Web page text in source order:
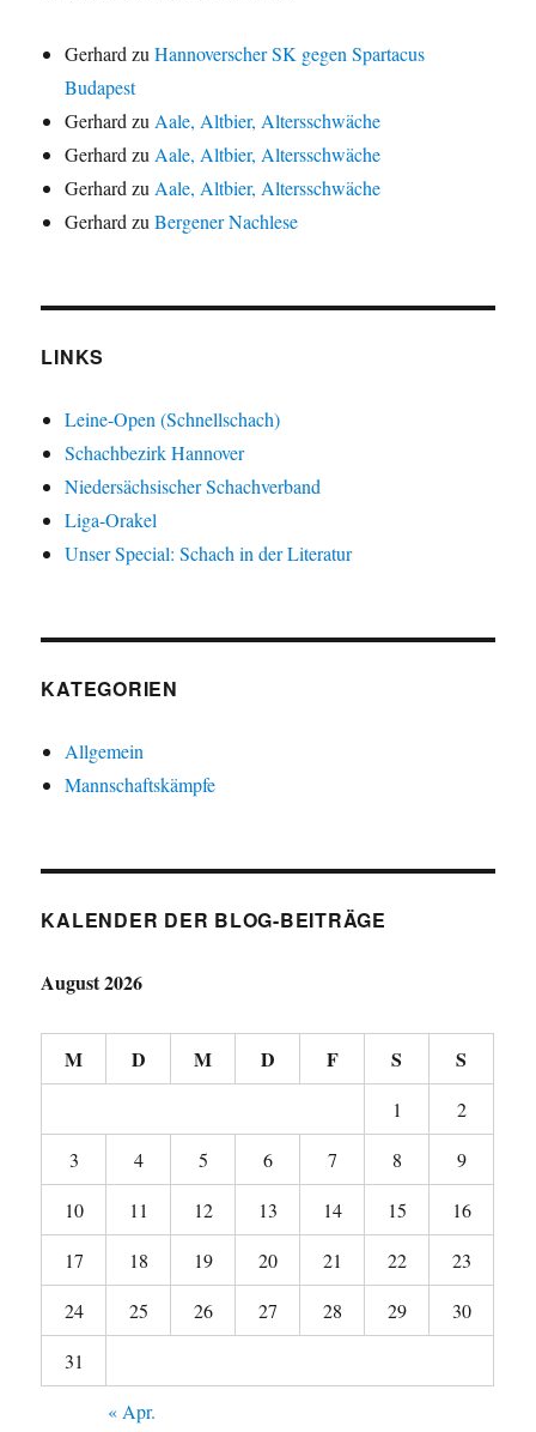
Gerhard zuHannoverscher SK gegen Spartacus
Budapest
Gerhard zu Aale, Altbier, Altersschwäche
Gerhard zu Aale, Altbier, Altersschwäche
Gerhard zu Aale, Altbier, Altersschwäche
Gerhard zuBergener Nachlese
LINKS
Leine-Open (Schnellschach)
Schachbezirk Hannover
Niedersächsischer Schachverband
Liga-Orakel
Unser Special: Schach in der Literatur
KATEGORIEN
Allgemein
Mannschaftskämpfe
KALENDER DER BLOG-BEITRÄGE
August 2026
M D M D F S S
1
2
3
4 5 6 7 8
9
10
11 12 13 14 15
16
17
18 19 20 21 22
23
24
25 26 27 28 29
30
31
« Apr.